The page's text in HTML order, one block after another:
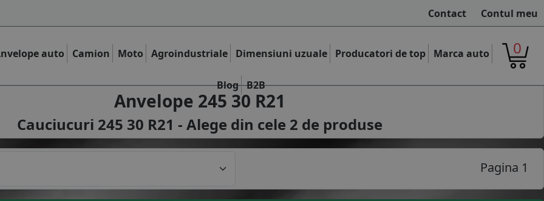
Contact Contul meu
auto Camion Moto Agroindustriale Dimensiuni uzuale Producatori de top Marca auto
Blog B2B
0
Anvelope 245 30 R21
Cauciucuri 245 30 R21 - Alege din cele 2 de produse
Pagina 1